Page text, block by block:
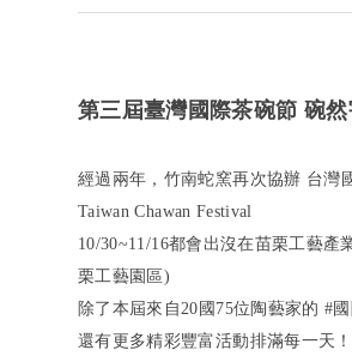
第三屆臺灣國際茶碗節 碗
經過兩年，竹南蛇窯再次協辦 台灣
Taiwan Chawan Festival
10/30~11/16都會出沒在苗栗工藝產
栗工藝園區)
除了本屆來自20國75位陶藝家的 #
還有更多精彩豐富活動排滿每一天！